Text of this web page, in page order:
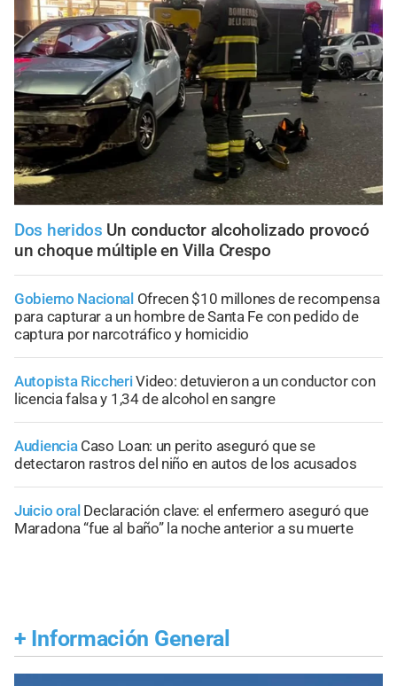
Dos heridos Un conductor alcoholizado provocó
un choque múltiple en Villa Crespo
Gobierno Nacional Ofrecen $10 millones de recompensa
para capturar a un hombre de Santa Fe con pedido de
captura por narcotráfico y homicidio
Autopista RiccheriVideo: detuvieron a un conductor con
licencia falsa y 1,34 de alcohol en sangre
Audiencia Caso Loan: un perito aseguró que se
detectaron rastros del niño en autos de los acusados
Juicio oral Declaración clave: el enfermero aseguró que
Maradona “fue al baño” la noche anterior a su muerte
+ Información General